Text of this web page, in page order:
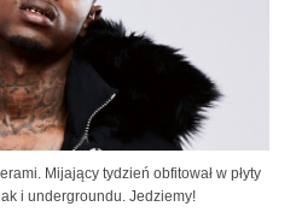
Mijający tydzień obfitował w płyty
i undergroundu. Jedziemy!